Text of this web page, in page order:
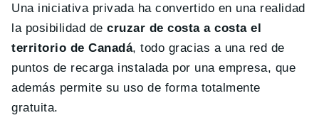
Una iniciativa privada ha convertido en una realidad
la posibilidad decruzar de costa a costa el
territorio de Canadá, todo gracias a una red de
puntos de recarga instalada por una empresa, que
además permite su uso de forma totalmente
gratuita.